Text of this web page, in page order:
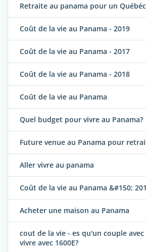
Retraite au panama pour un
Coût de la vie au Panama - 2019
Coût de la vie au Panama - 2017
Coût de la vie au Panama - 2018
Coût de la vie au Panama
Quel budget pour vivre au Panama?
Future venue au Panama pour
Aller vivre au panama
Coût de la vie au Panama &#150;
Acheter une maison au Panama
cout de la vie - es qu'un couple
vivre avec 1600E?